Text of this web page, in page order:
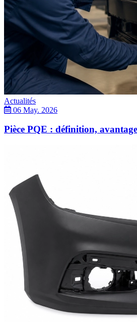
Actualités
06 May. 2026
Pièce PQE : définition,